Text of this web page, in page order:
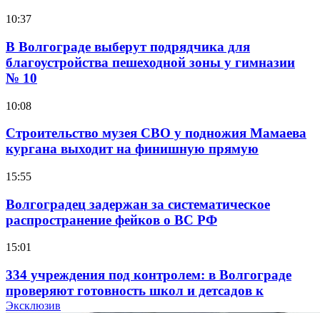
10:37
В Волгограде выберут подрядчика для
благоустройства пешеходной зоны у гимназии
№ 10
10:08
Строительство музея СВО у подножия Мамаева
кургана выходит на финишную прямую
15:55
Волгоградец задержан за систематическое
распространение фейков о ВС РФ
15:01
334 учреждения под контролем: в Волгограде
проверяют готовность школ и детсадов к
учебному году
Эксклюзив